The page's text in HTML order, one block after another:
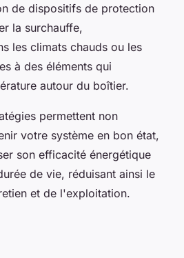
de dispositifs de protection
la surchauffe,
les climats chauds ou les
à des éléments qui
autour du boîtier.
permettent non
votre système en bon état,
son efficacité énergétique
de vie, réduisant ainsi le
et de l'exploitation.